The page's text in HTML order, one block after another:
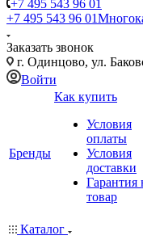
+7 495 543 96 01
+7 495 543 96 01
Заказать звонок
г. Одинцово, ул.
Войти
Бренды
Как купить
Условия
оплаты
Условия
доставки
Гарантия
товар
Каталог